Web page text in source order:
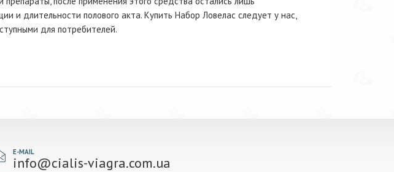
и длительности полового акта. Купить Набор Ловелас следует у нас,
для потребителей.
E-MAIL
info@cialis-viagra.com.ua